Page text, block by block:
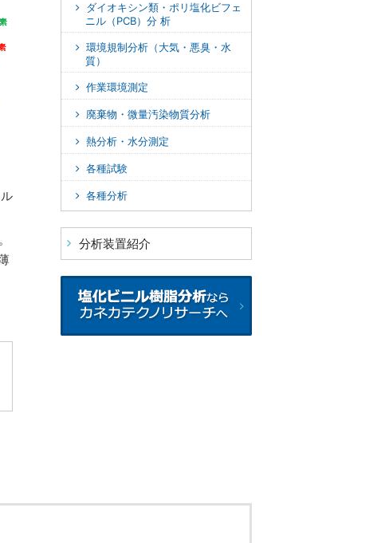
ダイオキシン類・ポリ塩化ビフェ
ニル（PCB）分 析
環境規制分析（大気・悪臭・水
質）
作業環境測定
廃棄物・微量汚染物質分析
熱分析・水分測定
各種試験
各種分析
分析装置紹介